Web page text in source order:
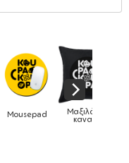
Ρολόγια Βρεφικά